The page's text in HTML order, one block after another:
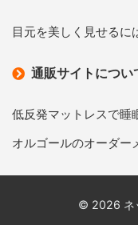
目元を美しく見せるに
通販サイトについ
低反発マットレスで睡
オルゴールのオーダー
© 2026 ネ